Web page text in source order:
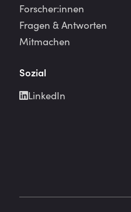
Forscher:innen
Fragen & Antworten
Mitmachen
Sozial
LinkedIn